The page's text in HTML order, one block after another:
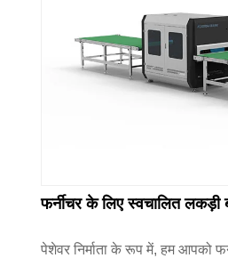
फर्नीचर के लिए स्वचालित लकड़ी
पेशेवर निर्माता के रूप में, हम आपको